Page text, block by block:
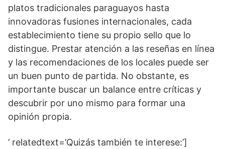
platos tradicionales paraguayos hasta
innovadoras fusiones internacionales, cada
establecimiento tiene su propio sello que lo
distingue. Prestar atención a las reseñas en línea
y las recomendaciones de los locales puede ser
un buen punto de partida. No obstante, es
importante buscar un balance entre críticas y
descubrir por uno mismo para formar una
opinión propia.
’ relatedtext=’Quizás también te interese:’]